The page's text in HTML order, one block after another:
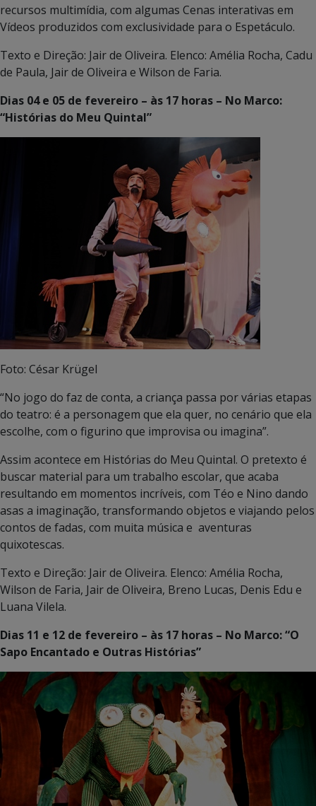
recursos multimídia, com algumas Cenas interativas em
Vídeos produzidos com exclusividade para o Espetáculo.
Texto e Direção: Jair de Oliveira. Elenco: Amélia Rocha, Cadu
de Paula, Jair de Oliveira e Wilson de Faria.
Dias 04 e 05 de fevereiro – às 17 horas – No Marco:
“Histórias do Meu Quintal”
Foto: César Krügel
“No jogo do faz de conta, a criança passa por várias etapas
do teatro: é a personagem que ela quer, no cenário que ela
escolhe, com o figurino que improvisa ou imagina”.
Assim acontece em Histórias do Meu Quintal. O pretexto é
buscar material para um trabalho escolar, que acaba
resultando em momentos incríveis, com Téo e Nino dando
asas a imaginação, transformando objetos e viajando pelos
contos de fadas, com muita música e aventuras
quixotescas.
Texto e Direção: Jair de Oliveira. Elenco: Amélia Rocha,
Wilson de Faria, Jair de Oliveira, Breno Lucas, Denis Edu e
Luana Vilela.
Dias 11 e 12 de fevereiro – às 17 horas – No Marco: “O
Sapo Encantado e Outras Histórias”